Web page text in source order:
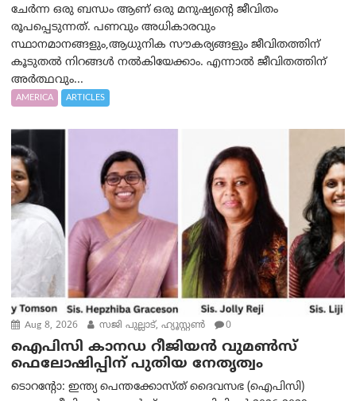
ചേർന്ന ഒരു ബന്ധം ആണ് ഒരു മനുഷ്യന്റെ ജീവിതം
രൂപപ്പെടുന്നത്. പണവും അധികാരവും
സ്ഥാനമാനങ്ങളും,ആധുനിക സൗകര്യങ്ങളും ജീവിതത്തിന്
കൂടുതൽ നിറങ്ങൾ നൽകിയേക്കാം. എന്നാൽ ജീവിതത്തിന്
അർത്ഥവും...
AMERICA ARTICLES
Aug 8, 2026 സജി പുല്ലാട്, ഹ്യൂസ്റ്റൺ 0
ഐപിസി കാനഡ റീജിയൻ വുമൺസ്
ഫെലോഷിപ്പിന് പുതിയ നേതൃത്വം
ടൊറന്റോ: ഇന്ത്യ പെന്തക്കോസ്ത് ദൈവസഭ (ഐപിസി)